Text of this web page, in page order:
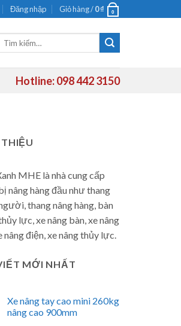
Đăng nhập Giỏ hàng /0₫ 0
Hotline: 098 442 3150
MHE là nhà cung cấp
nâng hàng đầu như thang
thang nâng hàng, bàn
lực, xe nâng bàn, xe nâng
nâng điện, xe nâng thủy lực.
MỚI NHẤT
Xe nâng tay cao mini 260kg
nâng cao 900mm